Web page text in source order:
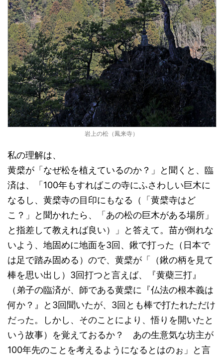
岩上の松（鳳来寺）
私の理解は、
黄檗が「なぜ松を植えているのか？」と聞くと、臨
済は、「100年もすればこの寺にふさわしい巨木に
なるし、黄檗寺の目印にもなる（「黄檗寺はど
こ？」と聞かれたら、「あの松の巨木がある場所」
と指差して教えれば良い）」と答えて。苗が倒れな
いよう、地固めに地面を3回、鍬で打った（日本で
は足で踏み固める）ので、黄檗が「（鍬の柄を見て
棒を思い出し）3回打つと言えば、『黄蘗三打』
（弟子の臨済が、師である黄檗に『仏法の根本義は
何か？』と3回聞いたが、3回とも棒で打たれただけ
だった。しかし、そのことにより、悟りを開いたと
いう故事）を覚えておるか？ あの生意気な坊主が
100年先のことを考えるようになるとはのぉ」と言